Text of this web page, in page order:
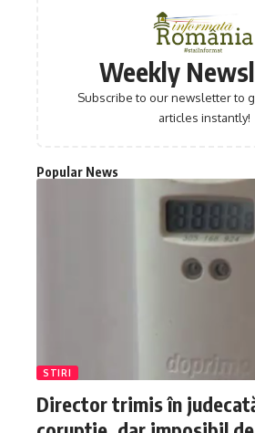
Weekly
Subscribe to our newsletter to
articles instantly!
Popular News
STIRI
Director trimis în